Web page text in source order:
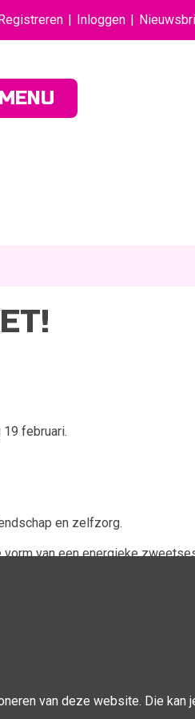
Inloggen
MENU
van deze website. Die kan
februari.
en zelfzorg.
van een energieke
(bijna-) zomers lijf. 😉